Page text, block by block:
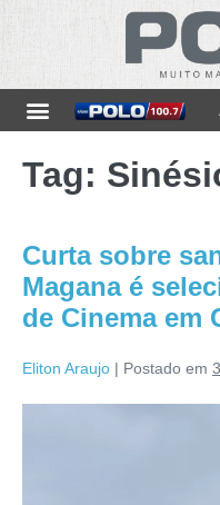
Tag:
Curta sobre
Magana é
de Cinema em
Eliton Araujo | Postado em